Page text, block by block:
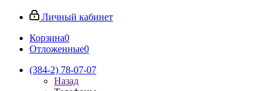
Личный кабинет
Корзина0
Отложенные0
(384-2) 78-07-07
Назад